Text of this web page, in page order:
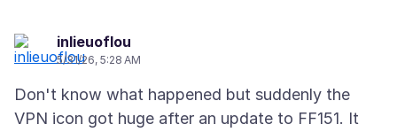
inlieuoflou
5/31/26, 5:28 AM
Don't know what happened but suddenly the
VPN icon got huge after an update to FF151. It